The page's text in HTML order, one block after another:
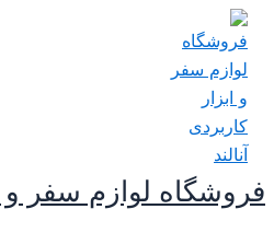
پرش
محتوا
فروشگاه لوازم سفر و